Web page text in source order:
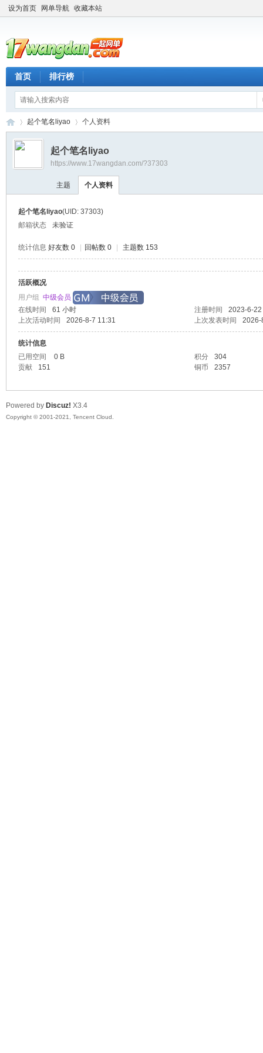
设为首页 网单导航 收藏本站
首页 排行榜
网
›
起个笔名liyao 个人资料
起个笔名liyao
https://www.17wangdan.com/?37303
主题 个人资料
起个笔名liyao(UID: 37303)
邮箱状态
未验证
统计信息 好友数 0 回帖数 0 主题数 153
活跃概况
用户组 中级会员
在线时间
61 小时 注册时间
2023-6-
上次活动时间
2026-8-7 11:31 上次发表时间 2026-
统计信息
已用空间
0 B 积分
304
贡献
151 铜币 2357
Powered by Discuz! X3.4
Copyright © 2001-2021, Tencent Cloud.